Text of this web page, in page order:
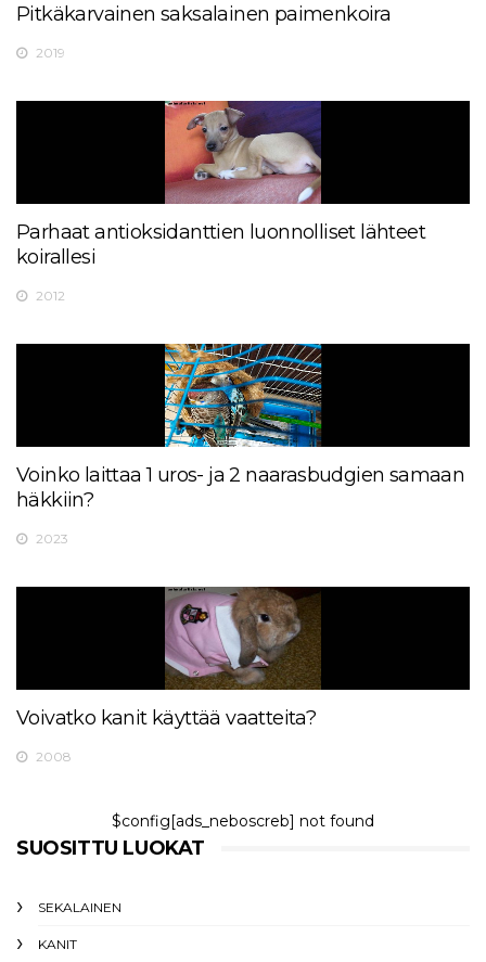
Pitkäkarvainen saksalainen paimenkoira
2019
Parhaat antioksidanttien luonnolliset lähteet
koirallesi
2012
Voinko laittaa 1 uros- ja 2 naarasbudgien samaan
häkkiin?
2023
Voivatko kanit käyttää vaatteita?
2008
$config[ads_neboscreb] not found
SUOSITTU LUOKAT
SEKALAINEN
KANIT